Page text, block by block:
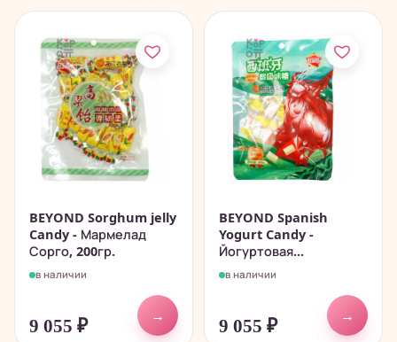
BEYOND Sorghum jelly
Candy - Мармелад
Сорго, 200гр.
в наличии
9 055 ₽
→
BEYOND Spanish
Yogurt Candy -
Йогуртовая...
в наличии
9 055 ₽
→